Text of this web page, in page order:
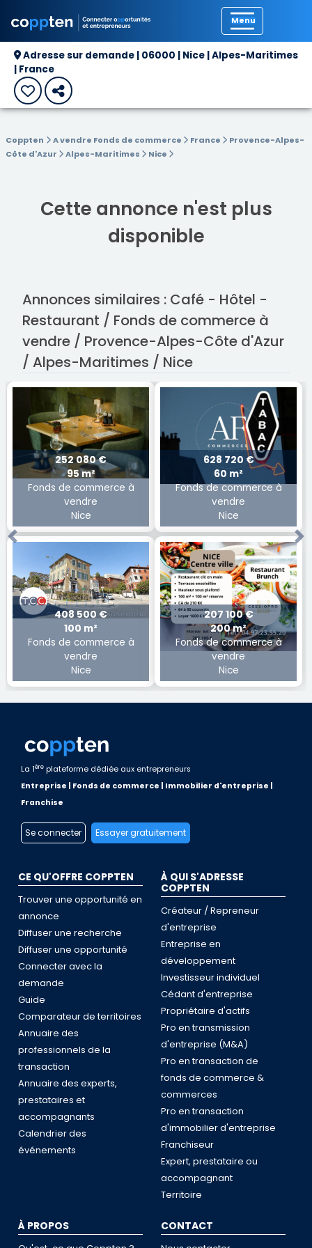
Adresse sur demande | 06000 | Nice | Alpes-Maritimes
| France
Coppten A vendre Fonds de commerce France
Provence-Alpes-
Côte d'Azur
Alpes-Maritimes Nice
Cette annonce n'est plus
disponible
Annonces similaires : Café - Hôtel -
Restaurant / Fonds de commerce à
vendre / Provence-Alpes-Côte d'Azur
/ Alpes-Maritimes / Nice
252 080 €
95 m²
Fonds de commerce à
vendre
Nice
628 720 €
60 m²
Fonds de commerce à
vendre
Nice
408 500 €
100 m²
Fonds de commerce à
vendre
Nice
207 100 €
200 m²
Fonds de commerce à
vendre
Nice
Previous
La 1ère plateforme dédiée aux entrepreneurs
Entreprise | Fonds de commerce | Immobilier d'entreprise |
Franchise
Se connecter Essayer gratuitement
CE QU'OFFRE COPPTEN
Trouver une opportunité en
annonce
Diffuser une recherche
Diffuser une opportunité
Connecter avec la
demande
Guide
Comparateur de territoires
Annuaire des
professionnels de la
transaction
Annuaire des experts,
prestataires et
accompagnants
Calendrier des
événements
À QUI S'ADRESSE
COPPTEN
Créateur / Repreneur
d'entreprise
Entreprise en
développement
Investisseur individuel
Cédant d'entreprise
Propriétaire d'actifs
Pro en transmission
d'entreprise (M&A)
Pro en transaction de
fonds de commerce &
commerces
Pro en transaction
d'immobilier d'entreprise
Franchiseur
Expert, prestataire ou
accompagnant
Territoire
À PROPOS CONTACT